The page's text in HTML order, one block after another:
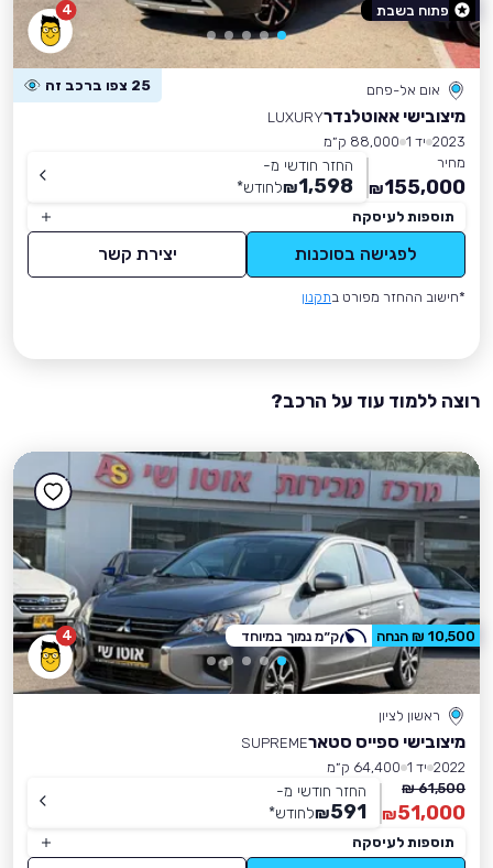
4
אום אל-פחם 25 צפו ברכב זה
מיצובישי אאוטלנדרLUXURY
2023 יד 1
88,000 ק״מ
מחיר
155,000
₪
החזר חודשי מ-
1,598
₪לחודש*
תוספות לעיסקה
לפגישה בסוכנות יצירת קשר
*חישוב ההחזר מפורט בתקנון
פתוח בשבת
רוצה ללמוד עוד על הרכב?
4
ראשון לציון
מיצובישי ספייס סטארSUPREME
2022 יד 1
64,400 ק״מ
61,500 ₪
51,000
₪
החזר חודשי מ-
591
₪לחודש*
תוספות לעיסקה
10,500 ₪ הנחה ק״מ נמוך במיוחד